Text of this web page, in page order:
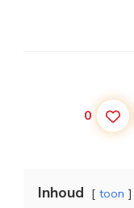
0
Inhoud toon